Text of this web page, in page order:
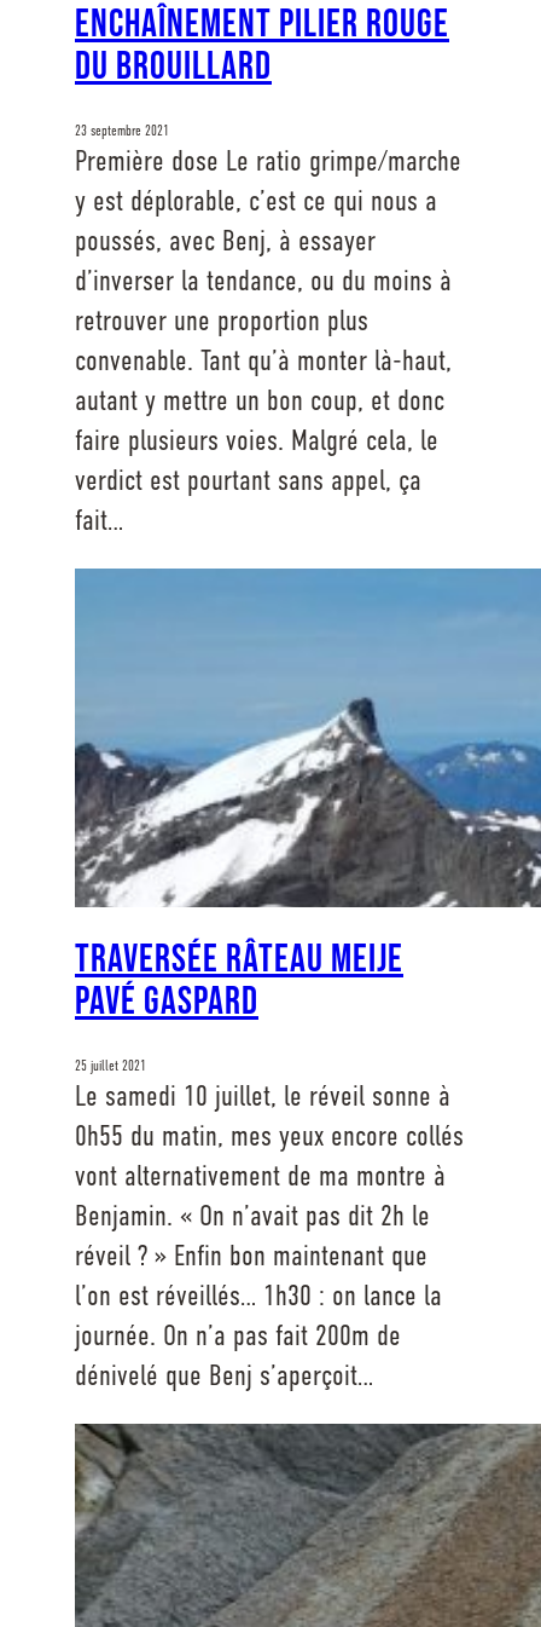
Enchaînement Pilier Rouge
du Brouillard
23 septembre 2021
Première dose Le ratio grimpe/marche
y est déplorable, c’est ce qui nous a
poussés, avec Benj, à essayer
d’inverser la tendance, ou du moins à
retrouver une proportion plus
convenable. Tant qu’à monter là-haut,
autant y mettre un bon coup, et donc
faire plusieurs voies. Malgré cela, le
verdict est pourtant sans appel, ça
fait…
Traversée Râteau Meije
Pavé Gaspard
25 juillet 2021
Le samedi 10 juillet, le réveil sonne à
0h55 du matin, mes yeux encore collés
vont alternativement de ma montre à
Benjamin. « On n’avait pas dit 2h le
réveil ? » Enfin bon maintenant que
l’on est réveillés… 1h30 : on lance la
journée. On n’a pas fait 200m de
dénivelé que Benj s’aperçoit…